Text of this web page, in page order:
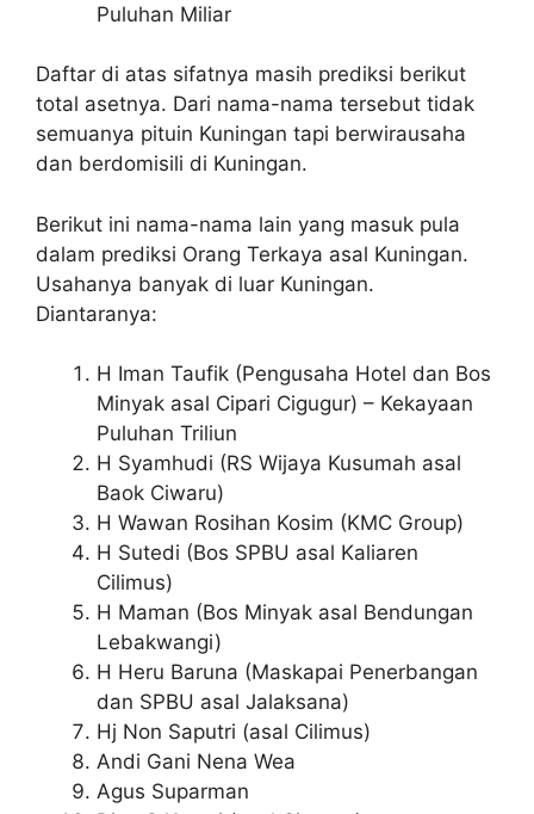
Puluhan Miliar
Daftar di atas sifatnya masih prediksi berikut
total asetnya. Dari nama-nama tersebut tidak
semuanya pituin Kuningan tapi berwirausaha
dan berdomisili di Kuningan.
Berikut ini nama-nama lain yang masuk pula
dalam prediksi Orang Terkaya asal Kuningan.
Usahanya banyak di luar Kuningan.
Diantaranya:
H Iman Taufik (Pengusaha Hotel dan Bos
Minyak asal Cipari Cigugur) – Kekayaan
Puluhan Triliun
H Syamhudi (RS Wijaya Kusumah asal
Baok Ciwaru)
H Wawan Rosihan Kosim (KMC Group)
H Sutedi (Bos SPBU asal Kaliaren
Cilimus)
H Maman (Bos Minyak asal Bendungan
Lebakwangi)
H Heru Baruna (Maskapai Penerbangan
dan SPBU asal Jalaksana)
Hj Non Saputri (asal Cilimus)
Andi Gani Nena Wea
Agus Suparman